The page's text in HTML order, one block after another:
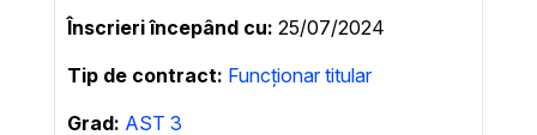
Înscrieri începând cu 25/07/2024
Tip de contract Funcționar titular
Grad: AST 3